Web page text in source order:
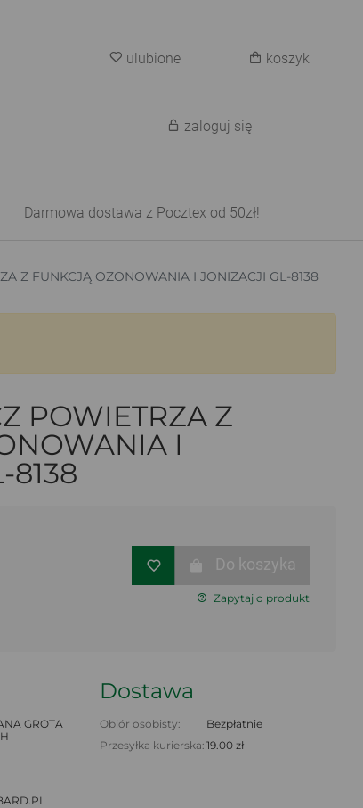
ulubione koszyk
zaloguj się
Darmowa dostawa z Pocztex od 50zł!
Z FUNKCJĄ OZONOWANIA I JONIZACJI GL-8138
POWIETRZA Z
I
8138
Do koszyka
Zapytaj o produkt
GROTA
Dostawa
Obiór osobisty:
Bezpłatnie
Przesyłka kurierska: 19.00 zł